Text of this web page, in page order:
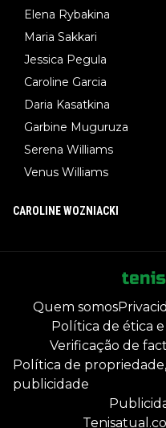
Elena Rybakina
Maria Sakkari
Jessica Pegula
Caroline Garcia
Daria Kasatkina
Garbine Muguruza
Serena Williams
Venus Williams
CAROLINE WOZNIACKI
Quem somos
Política de ética
Verificação de
Política de
publicidade